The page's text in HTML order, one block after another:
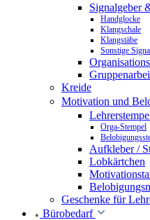
Signalgeber
Handglocke
Klangschale
Klangstäbe
Sonstige
Kreide
Motivation und
Orga-Stempel
Aufkleber /
Lobkärtchen
Geschenke für
Bürobedarf